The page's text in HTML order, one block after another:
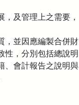
及管理上之需要，
，並因應編製合併財
性，分別包括總說明
、會計報告之說明與